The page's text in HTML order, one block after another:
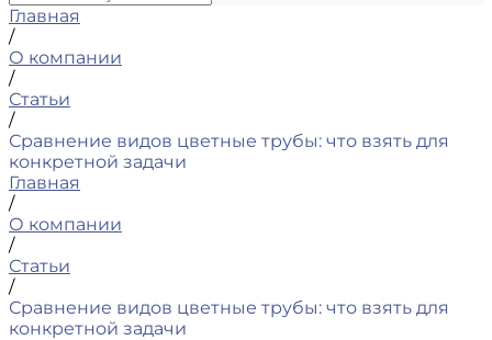
Главная
/
О компании
/
Статьи
/
Сравнение видов цветные трубы: что взять для
конкретной задачи
Главная
/
О компании
/
Статьи
/
Сравнение видов цветные трубы: что взять для
конкретной задачи